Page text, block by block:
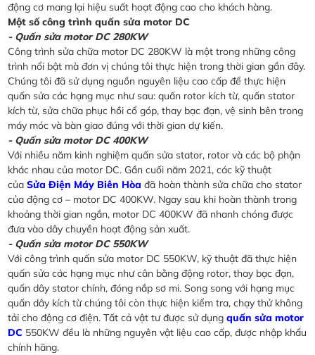
động cơ mang lại hiệu suất hoạt động cao cho khách hàng.
Một số công trình quấn sửa motor DC
- Quấn sửa motor DC 280KW
Công trình sửa chữa motor DC 280KW là một trong những công
trình nổi bật mà đơn vị chúng tôi thực hiện trong thời gian gần đây.
Chúng tôi đã sử dụng nguồn nguyên liệu cao cấp để thực hiện
quấn sửa các hạng mục như sau: quấn rotor kích từ, quấn stator
kích từ, sửa chữa phục hồi cổ góp, thay bạc đạn, vệ sinh bên trong
máy móc và bàn giao đúng với thời gian dự kiến.
- Quấn sửa motor DC 400KW
Với nhiều năm kinh nghiệm quấn sửa stator, rotor và các bộ phận
khác nhau của motor DC. Gần cuối năm 2021, các kỹ thuật
củaSửa Điện Máy Biên Hòa đã hoàn thành sửa chữa cho stator
của động cơ – motor DC 400KW. Ngay sau khi hoàn thành trong
khoảng thời gian ngắn, motor DC 400KW đã nhanh chóng được
đưa vào dây chuyền hoạt động sản xuất.
- Quấn sửa motor DC 550KW
Với công trình quấn sửa motor DC 550KW, kỹ thuật đã thực hiện
quấn sửa các hạng mục như cân bằng động rotor, thay bạc đạn,
quấn dây stator chính, đóng nắp sơ mi. Song song với hạng mục
quấn dây kích từ chúng tôi còn thực hiện kiểm tra, chạy thử không
tải cho động cơ điện. Tất cả vật tư được sử dụngquấn sửa motor
DC 550KW đều là những nguyên vật liệu cao cấp, được nhập khẩu
chính hãng.